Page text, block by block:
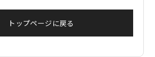
トップページに戻る